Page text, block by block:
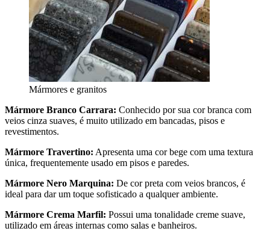
Mármores e granitos
Mármore Branco Carrara: Conhecido por sua cor branca com
veios cinza suaves, é muito utilizado em bancadas, pisos e
revestimentos.
Mármore Travertino: Apresenta uma cor bege com uma textura
única, frequentemente usado em pisos e paredes.
Mármore Nero Marquina: De cor preta com veios brancos, é
ideal para dar um toque sofisticado a qualquer ambiente.
Mármore Crema Marfil: Possui uma tonalidade creme suave,
utilizado em áreas internas como salas e banheiros.